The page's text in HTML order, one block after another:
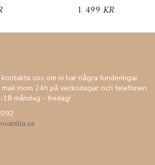
1 499 KR
oss om ni har några funderingar.
inom 24h på veckodagar och telefonen
måndag - fredag!